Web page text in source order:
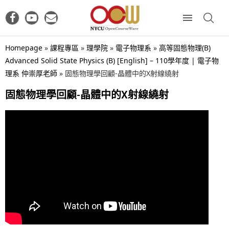
Homepage » 課程專區 » 理學院 » 電子物理系 » 高等固態物理(B)
Advanced Solid State Physics (B) [English] – 110學年度 | 電子物
理系 仲崇厚老師 » 固態物理學回顧-晶體中的X射線繞射
固態物理學回顧-晶體中的X射線繞射